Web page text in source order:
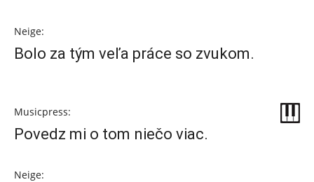
Neige:
Bolo za tým veľa práce so zvukom.
Musicpress:
Povedz mi o tom niečo viac.
Neige: